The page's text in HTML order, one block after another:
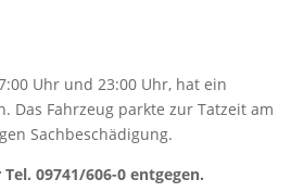
Uhr und 23:00 Uhr, hat ein
Das Fahrzeug parkte zur Tatzeit am
Sachbeschädigung.
09741/606-0 entgegen.